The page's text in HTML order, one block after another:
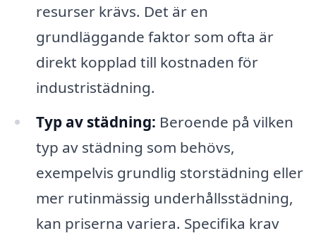
resurser krävs. Det är en
grundläggande faktor som ofta är
direkt kopplad till kostnaden för
industristädning.
Typ av städning: Beroende på vilken
typ av städning som behövs,
exempelvis grundlig storstädning eller
mer rutinmässig underhållsstädning,
kan priserna variera. Specifika krav